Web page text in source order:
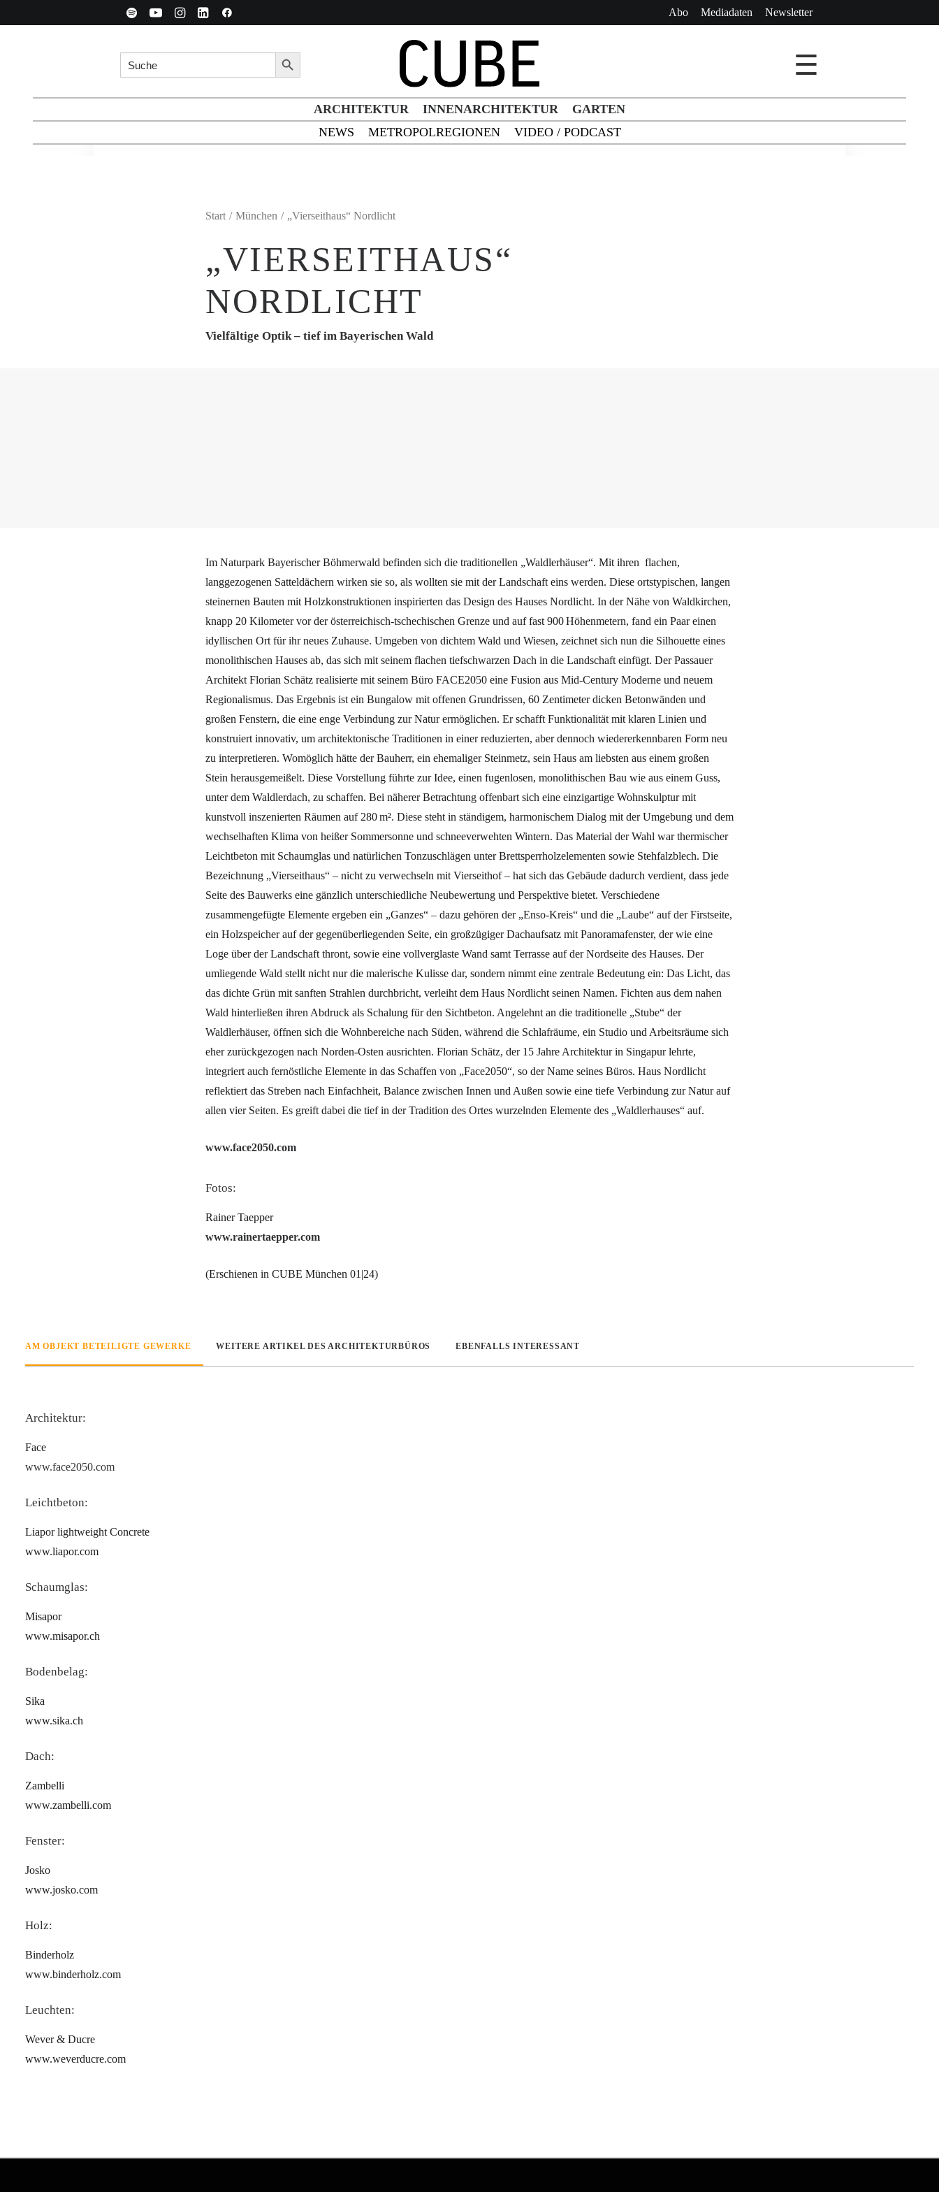
Abo Mediadaten Newsletter
Search for: Search Button ☰
ARCHITEKTUR INNENARCHITEKTUR
GARTEN
NEWS
METROPOLREGIONEN VIDEO / PODCAST
Start München „Vierseithaus“ Nordlicht
„VIERSEITHAUS“
NORDLICHT
Vielfältige Optik – tief im Bayerischen Wald
Im Naturpark Bayerischer Böhmerwald befinden sich die traditionellen „Waldlerhäuser“. Mit ihren flachen,
langgezogenen Satteldächern wirken sie so, als wollten sie mit der Landschaft eins werden. Diese ortstypischen, langen
steinernen Bauten mit Holzkonstruktionen inspirierten das Design des Hauses Nordlicht. In der Nähe von Waldkirchen,
knapp 20 Kilometer vor der österreichisch-tschechischen Grenze und auf fast 900 Höhenmetern, fand ein Paar einen
idyllischen Ort für ihr neues Zuhause. Umgeben von dichtem Wald und Wiesen, zeichnet sich nun die Silhouette eines
monolithischen Hauses ab, das sich mit seinem flachen tiefschwarzen Dach in die Landschaft einfügt. Der Passauer
Architekt Florian Schätz realisierte mit seinem Büro FACE2050 eine Fusion aus Mid-Century Moderne und neuem
Regionalismus. Das Ergebnis ist ein Bungalow mit offenen Grundrissen, 60 Zentimeter dicken Betonwänden und
großen Fenstern, die eine enge Verbindung zur Natur ermöglichen. Er schafft Funktionalität mit klaren Linien und
konstruiert innovativ, um architektonische Traditionen in einer reduzierten, aber dennoch wiedererkennbaren Form neu
zu interpretieren. Womöglich hätte der Bauherr, ein ehemaliger Steinmetz, sein Haus am liebsten aus einem großen
Stein herausgemeißelt. Diese Vorstellung führte zur Idee, einen fugenlosen, monolithischen Bau wie aus einem Guss,
unter dem Waldlerdach, zu schaffen. Bei näherer Betrachtung offenbart sich eine einzigartige Wohnskulptur mit
kunstvoll inszenierten Räumen auf 280 m². Diese steht in ständigem, harmonischem Dialog mit der Umgebung und dem
wechselhaften Klima von heißer Sommersonne und schneeverwehten Wintern. Das Material der Wahl war thermischer
Leichtbeton mit Schaumglas und natürlichen Tonzuschlägen unter Brettsperrholzelementen sowie Stehfalzblech. Die
Bezeichnung „Vierseithaus“ – nicht zu verwechseln mit Vierseithof – hat sich das Gebäude dadurch verdient, dass jede
Seite des Bauwerks eine gänzlich unterschiedliche Neubewertung und Perspektive bietet. Verschiedene
zusammengefügte Elemente ergeben ein „Ganzes“ – dazu gehören der „Enso-Kreis“ und die „Laube“ auf der Firstseite,
ein Holzspeicher auf der gegenüberliegenden Seite, ein großzügiger Dachaufsatz mit Panoramafenster, der wie eine
Loge über der Landschaft thront, sowie eine vollverglaste Wand samt Terrasse auf der Nordseite des Hauses. Der
umliegende Wald stellt nicht nur die malerische Kulisse dar, sondern nimmt eine zentrale Bedeutung ein: Das Licht, das
das dichte Grün mit sanften Strahlen durchbricht, verleiht dem Haus Nordlicht seinen Namen. Fichten aus dem nahen
Wald hinterließen ihren Abdruck als Schalung für den Sichtbeton. Angelehnt an die traditionelle „Stube“ der
Waldlerhäuser, öffnen sich die Wohnbereiche nach Süden, während die Schlafräume, ein Studio und Arbeitsräume sich
eher zurückgezogen nach Norden-Osten ausrichten. Florian Schätz, der 15 Jahre Architektur in Singapur lehrte,
integriert auch fernöstliche Elemente in das Schaffen von „Face2050“, so der Name seines Büros. Haus Nordlicht
reflektiert das Streben nach Einfachheit, Balance zwischen Innen und Außen sowie eine tiefe Verbindung zur Natur auf
allen vier Seiten. Es greift dabei die tief in der Tradition des Ortes wurzelnden Elemente des „Waldlerhauses“ auf.
www.face2050.com
Fotos:
Rainer Taepper
www.rainertaepper.com
(Erschienen in CUBE München 01|24)
AM OBJEKT BETEILIGTE GEWERKE WEITERE ARTIKEL DES ARCHITEKTURBÜROS EBENFALLS INTERESSANT
Architektur:
Face
www.face2050.com
Leichtbeton:
Liapor lightweight Concrete
www.liapor.com
Schaumglas:
Misapor
www.misapor.ch
Bodenbelag:
Sika
www.sika.ch
Dach:
Zambelli
www.zambelli.com
Fenster:
Josko
www.josko.com
Holz:
Binderholz
www.binderholz.com
Leuchten:
Wever & Ducre
www.weverducre.com